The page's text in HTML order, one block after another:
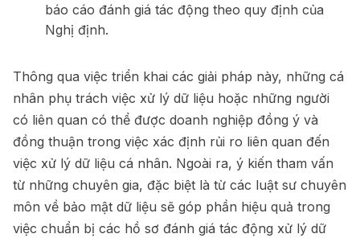
báo cáo đánh giá tác động theo quy định của
Nghị định.
Thông qua việc triển khai các giải pháp này, những cá
nhân phụ trách việc xử lý dữ liệu hoặc những người
có liên quan có thể được doanh nghiệp đồng ý và
đồng thuận trong việc xác định rủi ro liên quan đến
việc xử lý dữ liệu cá nhân. Ngoài ra, ý kiến tham vấn
từ những chuyên gia, đặc biệt là từ các luật sư chuyên
môn về bảo mật dữ liệu sẽ góp phần hiệu quả trong
việc chuẩn bị các hồ sơ đánh giá tác động xử lý dữ